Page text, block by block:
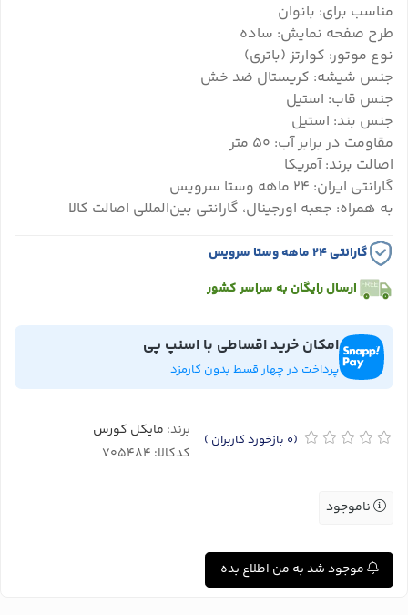
مناسب برای: بانوان
طرح صفحه نمایش: ساده
نوع موتور: کوارتز (باتری)
جنس شیشه: کریستال ضد خش
جنس قاب: استیل
جنس بند: استیل
مقاومت در برابر آب: ۵۰ متر
اصالت برند: آمریکا
گارانتی ایران: ۲۴ ماهه وستا سرویس
به همراه: جعبه اورجینال، گارانتی بین‌المللی اصالت کالا
گارانتی ۲۴ ماهه وستا سرویس
ارسال رایگان به سراسر کشور
امکان خرید اقساطی با اسنپ پی
پرداخت در چهار قسط بدون کارمزد
(0 بازخورد کاربران ) برند: مایکل کورس
کدکالا:
ناموجود
موجود شد به من اطلاع بده